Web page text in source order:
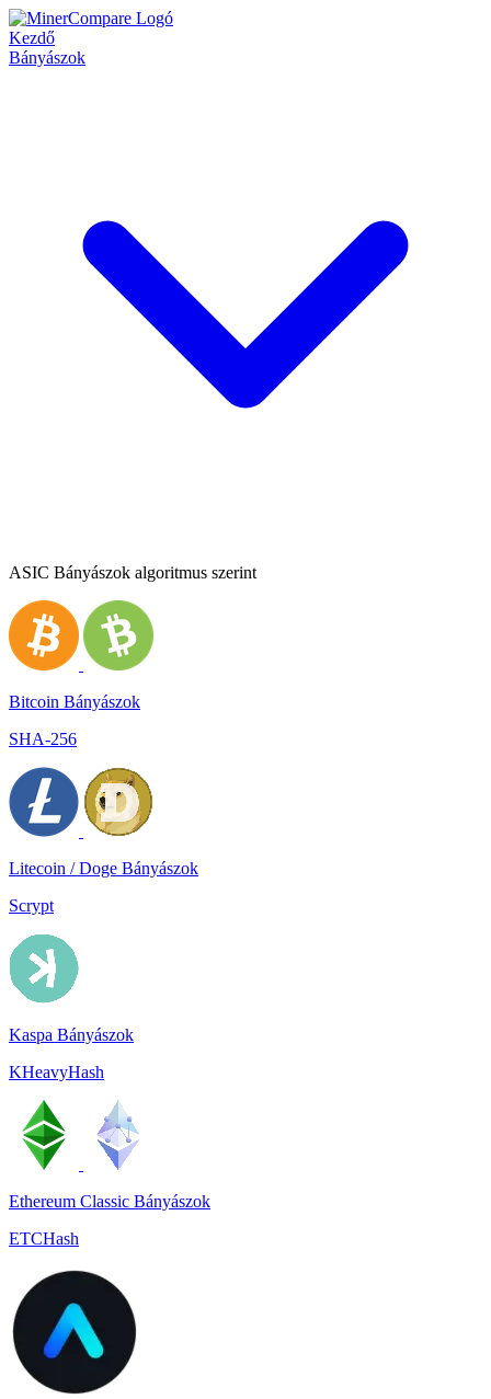
Kezdő
Bányászok
ASIC Bányászok algoritmus szerint
Bitcoin Bányászok
SHA-256
Litecoin / Doge Bányászok
Scrypt
Kaspa Bányászok
KHeavyHash
Ethereum Classic Bányászok
ETCHash